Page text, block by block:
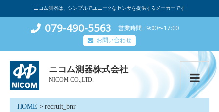
ニコム測器は、シンプルでユニークなセンサを提供するメーカーです
079-490-5563 営業時間 9:00〜17:00
お問い合わせ
ニコム測器株式会社
NICOM CO.,LTD.
HOME > recruit_bnr